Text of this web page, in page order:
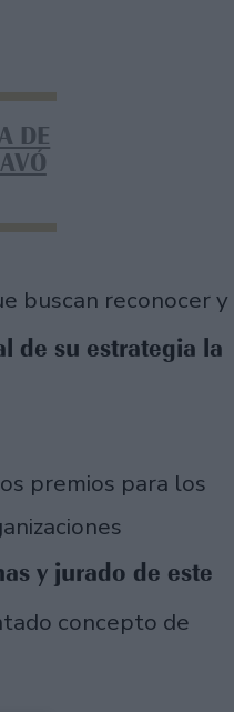
DE
buscan reconocer y
de su estrategia la
premios para los
y jurado de este
concepto de